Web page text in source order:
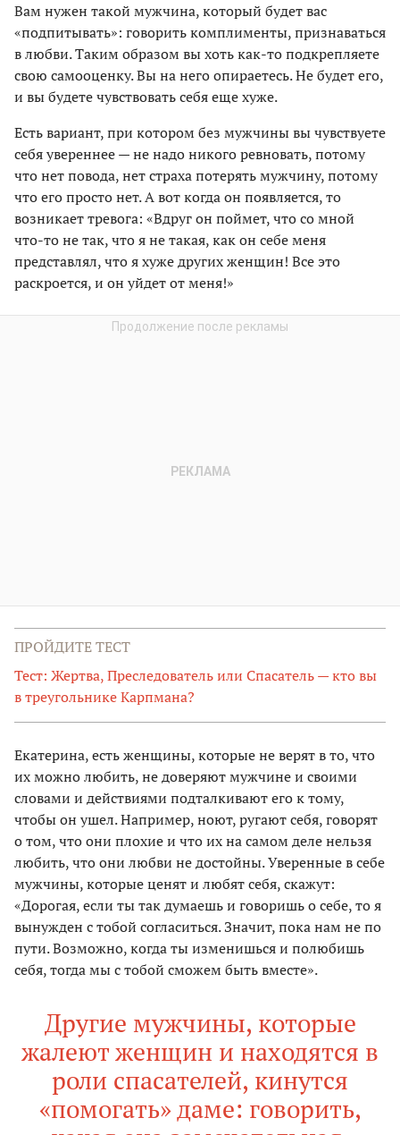
Вам нужен такой мужчина, который будет вас
«подпитывать»: говорить комплименты, признаваться
в любви. Таким образом вы хоть как-то подкрепляете
свою самооценку. Вы на него опираетесь. Не будет его,
и вы будете чувствовать себя еще хуже.
Есть вариант, при котором без мужчины вы чувствуете
себя увереннее — не надо никого ревновать, потому
что нет повода, нет страха потерять мужчину, потому
что его просто нет. А вот когда он появляется, то
возникает тревога: «Вдруг он поймет, что со мной
что-то не так, что я не такая, как он себе меня
представлял, что я хуже других женщин! Все это
раскроется, и он уйдет от меня!»
ПРОЙДИТЕ ТЕСТ
Тест: Жертва, Преследователь или Спасатель — кто вы
в треугольнике Карпмана?
Екатерина, есть женщины, которые не верят в то, что
их можно любить, не доверяют мужчине и своими
словами и действиями подталкивают его к тому,
чтобы он ушел. Например, ноют, ругают себя, говорят
о том, что они плохие и что их на самом деле нельзя
любить, что они любви не достойны. Уверенные в себе
мужчины, которые ценят и любят себя, скажут:
«Дорогая, если ты так думаешь и говоришь о себе, то я
вынужден с тобой согласиться. Значит, пока нам не по
пути. Возможно, когда ты изменишься и полюбишь
себя, тогда мы с тобой сможем быть вместе».
Другие мужчины, которые
жалеют женщин и находятся в
роли спасателей, кинутся
«помогать» даме: говорить,